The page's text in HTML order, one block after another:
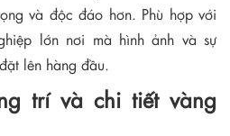
và độc đáo hơn. Phù hợp với
lớn nơi mà hình ảnh và sự
lên hàng đầu.
trí và chi tiết vàng